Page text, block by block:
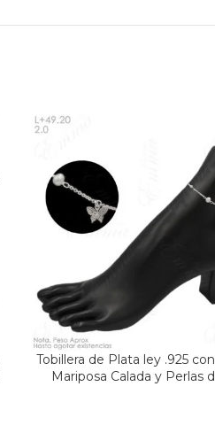
Tobillera de Plata ley .925
Mariposa Calada y Perlas